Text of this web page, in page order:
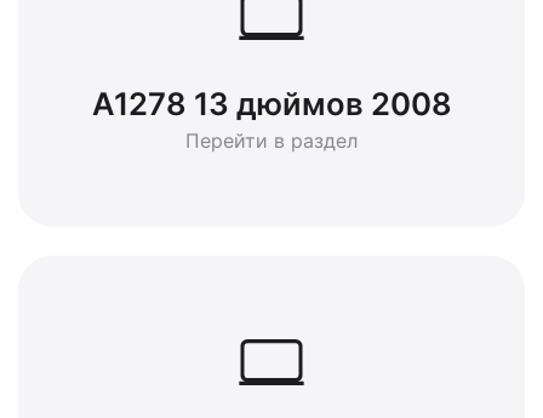
A1278 13 дюймов 2008
Перейти в раздел